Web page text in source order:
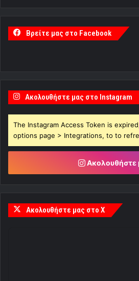
Βρείτε μας στο Facebook
Ακολουθήστε μας στο Instagram
The Instagram Access Token is
options page > Integrations, to to
Ακολουθήστε
Ακολουθήστε μας στο X